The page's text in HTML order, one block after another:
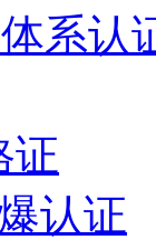
系认
证
认证